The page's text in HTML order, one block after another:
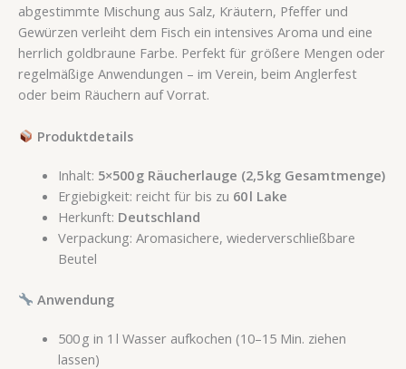
abgestimmte Mischung aus Salz, Kräutern, Pfeffer und
Gewürzen verleiht dem Fisch ein intensives Aroma und eine
herrlich goldbraune Farbe. Perfekt für größere Mengen oder
regelmäßige Anwendungen – im Verein, beim Anglerfest
oder beim Räuchern auf Vorrat.
Produktdetails
Inhalt: 5×500 g Räucherlauge (2,5 kg Gesamtmenge)
Ergiebigkeit: reicht für bis zu 60 l Lake
Herkunft: Deutschland
Verpackung: Aromasichere, wiederverschließbare
Beutel
Anwendung
500 g in 1 l Wasser aufkochen (10–15 Min. ziehen
lassen)